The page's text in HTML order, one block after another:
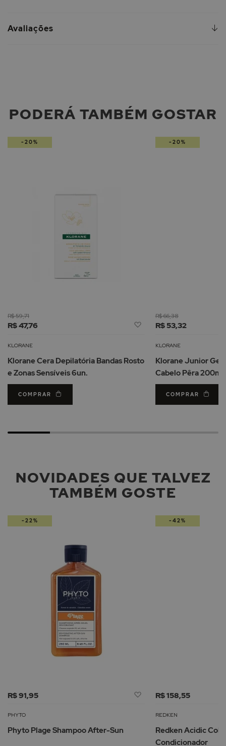
Avaliações
PODERÁ TAMBÉM GOSTAR
R$ 47,76
R$ 59,71
Adicionar
Lista
Desejos
KLORANE
Klorane Cera Depilatória Bandas Rosto
e Zonas Sensíveis 6un.
COMPRAR
-20%
R$ 53,32
R$ 66,38
KLORANE
Klorane Junior Gel
Cabelo Pêra 200ml
COMPRAR
-20%
NOVIDADES QUE TALVEZ
TAMBÉM GOSTE
R$ 91,95
Adicionar
Lista
Desejos
PHYTO
Phyto Plage Shampoo After-Sun
-22%
R$ 158,55
REDKEN
Redken Acidic
Condicionador
-42%